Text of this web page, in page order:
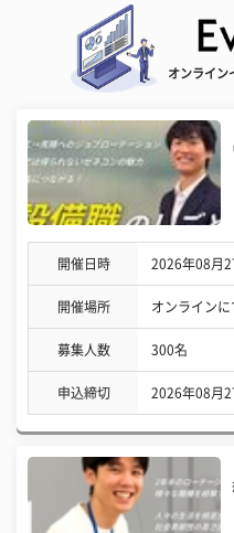
オンライン
開催日時 2026年08月
開催場所 オンラインに
募集人数 300名
申込締切 2026年08月